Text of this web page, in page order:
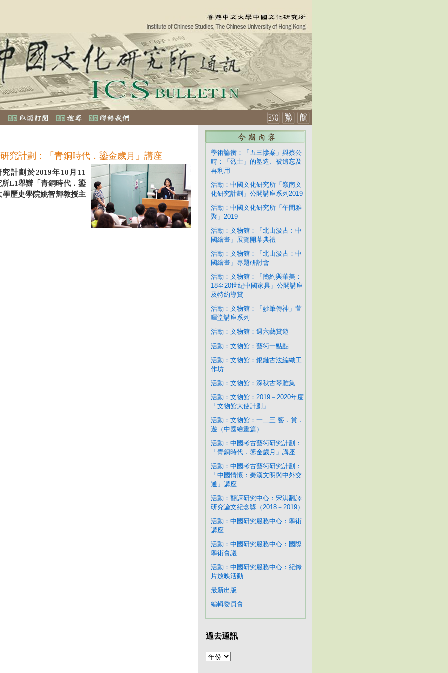
究計劃：「青銅時代．鎏金歲月」講座
計劃於2019年10月11
L1舉辦「青銅時代．鎏
歷史學院姚智輝教授主
學術論衡：「五三慘案」與蔡公
時：「烈士」的塑造、被遺忘及
再利用
活動：中國文化研究所「嶺南文
化研究計劃」公開講座系列2019
活動：中國文化研究所「午間雅
聚」2019
活動：文物館：「北山汲古︰中
國繪畫」展覽開幕典禮
活動：文物館：「北山汲古：中
國繪畫」專題研討會
活動：文物館：「簡約與華美：
18至20世紀中國家具」公開講座
及特約導賞
活動：文物館：「妙筆傳神」萱
暉堂講座系列
活動：文物館：週六藝賞遊
活動：文物館：藝術一點點
活動：文物館：銀鏈古法編織工
作坊
活動：文物館：深秋古琴雅集
活動：文物館：2019－2020年度
「文物館大使計劃」
活動：文物館：一二三 藝．賞．
遊（中國繪畫篇）
活動：中國考古藝術研究計劃：
「青銅時代．鎏金歲月」講座
活動：中國考古藝術研究計劃：
「中國情懷：秦漢文明與中外交
通」講座
活動：翻譯研究中心：宋淇翻譯
研究論文紀念獎（2018－2019）
活動：中國研究服務中心：學術
講座
活動：中國研究服務中心：國際
學術會議
活動：中國研究服務中心：紀錄
片放映活動
最新出版
編輯委員會
過去通訊